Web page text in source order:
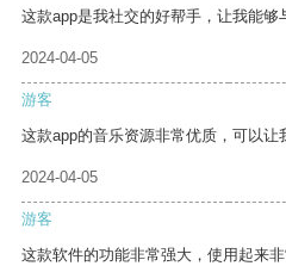
这款app是我社交的好帮手，让我能够
2024-04-05
游客
这款app的音乐资源非常优质，可以让
2024-04-05
游客
这款软件的功能非常强大，使用起来非